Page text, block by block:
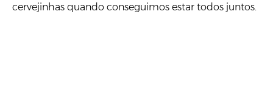
cervejinhas quando conseguimos estar todos juntos.